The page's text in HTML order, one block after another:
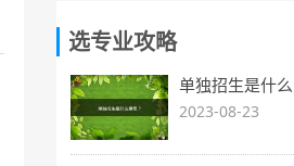
选专业攻略
单独招生是什么
2023-08-23